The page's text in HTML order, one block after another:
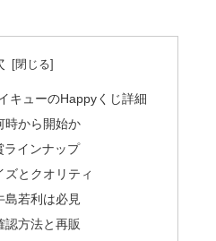
キューのHappyくじ詳細
時から開始か
ラインナップ
ズとクオリティ
島若利は必見
認方法と再販